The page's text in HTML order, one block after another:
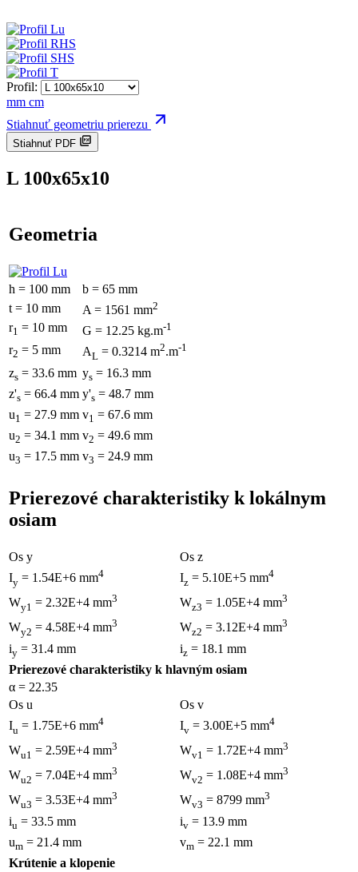
Profil:
mm cm
Stiahnuť geometriu prierezu
Stiahnuť PDF
L 100x65x10
Geometria
h = 100 mm
b = 65 mm
t = 10 mm
A = 1561 mm2
r1 = 10 mm G = 12.25 kg.m-1
r2 = 5 mm AL = 0.3214 m2.m-1
zs = 33.6 mm ys = 16.3 mm
z's = 66.4 mm y's = 48.7 mm
u1 = 27.9 mm v1 = 67.6 mm
u2 = 34.1 mm v2 = 49.6 mm
u3 = 17.5 mm v3 = 24.9 mm
Prierezové charakteristiky k lokálnym
osiam
Os y
Os z
Iy = 1.54E+6 mm4 Iz = 5.10E+5 mm4
Wy1 = 2.32E+4 mm3 Wz3 = 1.05E+4 mm3
Wy2 = 4.58E+4 mm3 Wz2 = 3.12E+4 mm3
iy = 31.4 mm iz = 18.1 mm
Prierezové charakteristiky k hlavným osiam
α = 22.35
Os u
Os v
Iu = 1.75E+6 mm4 Iv = 3.00E+5 mm4
Wu1 = 2.59E+4 mm3 Wv1 = 1.72E+4 mm3
Wu2 = 7.04E+4 mm3 Wv2 = 1.08E+4 mm3
Wu3 = 3.53E+4 mm3 Wv3 = 8799 mm3
iu = 33.5 mm iv = 13.9 mm
um = 21.4 mm vm = 22.1 mm
Krútenie a klopenie